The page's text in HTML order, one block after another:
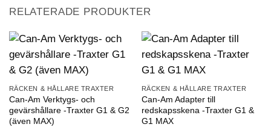
RELATERADE PRODUKTER
RÄCKEN & HÅLLARE TRAXTER
Can-Am Verktygs- och
gevärshållare -Traxter G1 & G2
(även MAX)
RÄCKEN & HÅLLARE TRAXTER
Can-Am Adapter till
redskapsskena -Traxter G1 &
G1 MAX